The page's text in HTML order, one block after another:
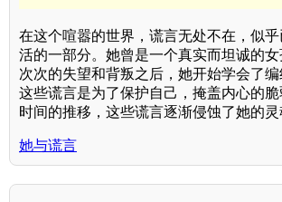
在这个喧嚣的世界，谎言无处不在，似
活的一部分。她曾是一个真实而坦诚的
次次的失望和背叛之后，她开始学会了编
这些谎言是为了保护自己，掩盖内心的
时间的推移，这些谎言逐渐侵蚀了她的灵
她与谎言